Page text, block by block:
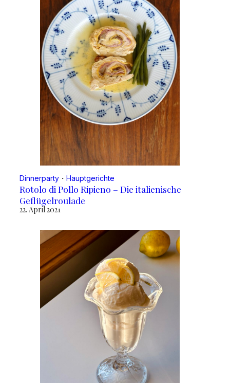
Dinnerparty ・ Hauptgerichte
Rotolo di Pollo Ripieno – Die italienische
Geflügelroulade
22. April 2021